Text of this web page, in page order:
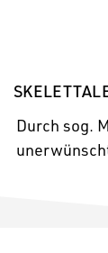
Durch sog.